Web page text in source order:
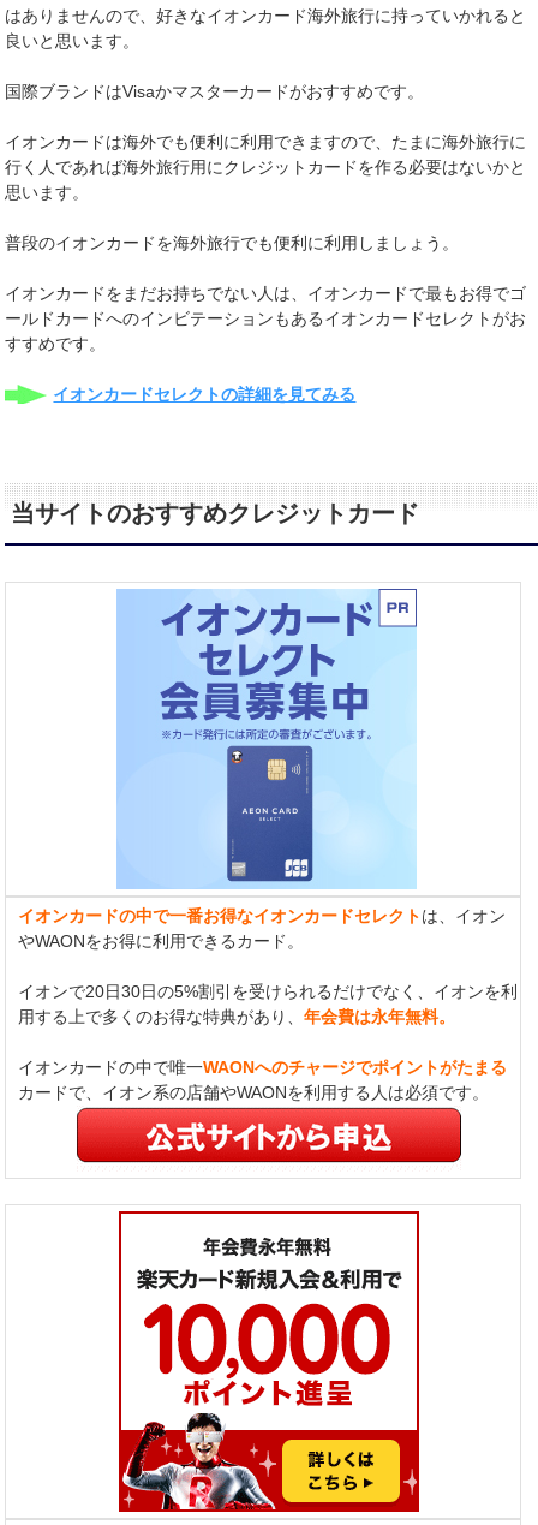
はありませんので、好きなイオンカード海外旅行に持っていかれると
良いと思います。
国際ブランドはVisaかマスターカードがおすすめです。
イオンカードは海外でも便利に利用できますので、たまに海外旅行に
行く人であれば海外旅行用にクレジットカードを作る必要はないかと
思います。
普段のイオンカードを海外旅行でも便利に利用しましょう。
イオンカードをまだお持ちでない人は、イオンカードで最もお得でゴ
ールドカードへのインビテーションもあるイオンカードセレクトがお
すすめです。
イオンカードセレクトの詳細を見てみる
当サイトのおすすめクレジットカード
イオンカードの中で一番お得なイオンカードセレクトは、イオン
やWAONをお得に利用できるカード。
イオンで20日30日の5%割引を受けられるだけでなく、イオンを利
用する上で多くのお得な特典があり、年会費は永年無料。
イオンカードの中で唯一WAONへのチャージでポイントがたまる
カードで、イオン系の店舗やWAONを利用する人は必須です。